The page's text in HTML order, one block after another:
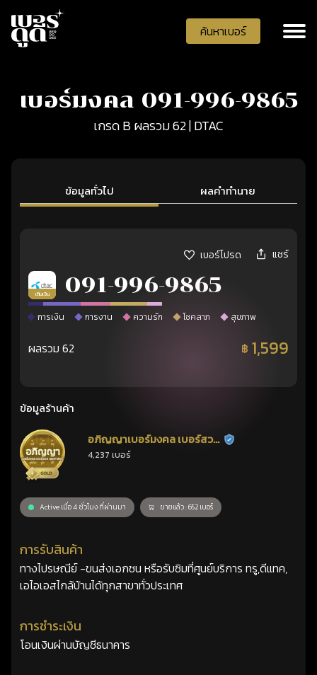
ค้นหาเบอร์
เบอร์มงคล 091-996-9865
เกรด B ผลรวม 62 | DTAC
ข้อมูลทั่วไป ผลคำทำนาย
เบอร์โปรด แชร์
เติมเงิน 091-996-9865
การเงิน การงาน ความรัก โชคลาภ สุขภาพ
ผลรวม 62 ฿ 1,599
ข้อมูลร้านค้า
อภิญญาเบอร์มงคล เบอร์สวย
เลขศาสตร์
ร้านยืนยันแล้ว
4,237 เบอร์
Active เมื่อ 4 ชั่วโมง ที่ผ่านมา ขายแล้ว : 652 เบอร์
การรับสินค้า
ทางไปรษณีย์ -ขนส่งเอกชน หรือรับซิมที่ศูนย์บริการ ทรู,ดีแทค,
เอไอเอสไกล้บ้านได้ทุกสาขาทั่วประเทศ
การชำระเงิน
โอนเงินผ่านบัญชีธนาคาร